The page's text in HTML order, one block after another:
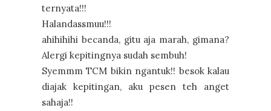
ternyata!!!
Halandassmuu!!!
ahihihihi becanda, gitu aja marah, gimana?
Alergi kepitingnya sudah sembuh!
Syemmm TCM bikin ngantuk!! besok kalau
diajak kepitingan, aku pesen teh anget
sahaja!!